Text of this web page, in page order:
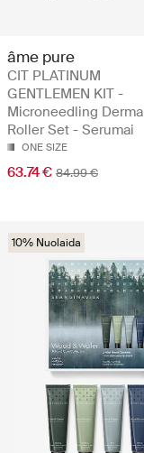
âme pure
CIT PLATINUM
GENTLEMEN KIT -
Microneedling Derma
Roller Set - Serumai
ONE SIZE
63.74 € 84.99 €
10% Nuolaida